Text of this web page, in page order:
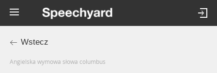
Wstecz
Angielska wymowa słowa columbus